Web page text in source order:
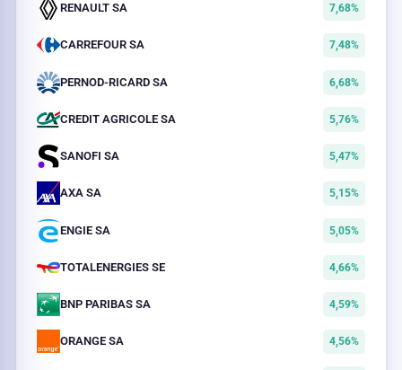
RENAULT SA 7,68%
CARREFOUR SA 7,48%
PERNOD-RICARD SA 6,68%
CREDIT AGRICOLE SA 5,76%
SANOFI SA 5,47%
AXA SA 5,15%
ENGIE SA 5,05%
TOTALENERGIES SE 4,66%
BNP PARIBAS SA 4,59%
ORANGE SA 4,56%